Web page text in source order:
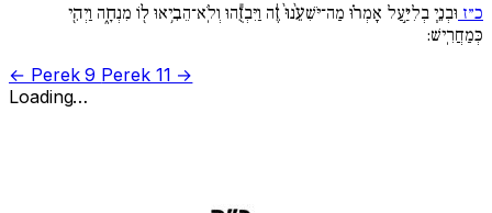
כ״ז וּבְנֵ֧י בְלִיַּ֣עַל אָמְר֗וּ מַה־יֹּשִׁעֵ֙נוּ֙ זֶ֔ה וַיִּבְזֻ֕הוּ וְלֹֽא־הֵבִ֥יאוּ ל֖וֹ מִנְחָ֑ה וַיְהִ֖י
כְּמַחֲרִֽישׁ:
← Perek 9 Perek 11 →
Loading…